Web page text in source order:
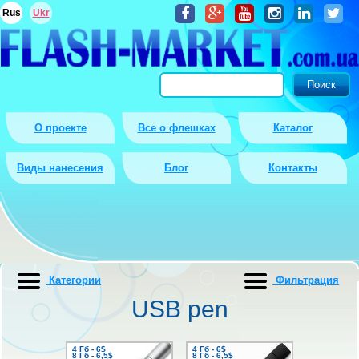
О проекте Все о флешках Каталог
Виды нанесения Блог Контакты
Rus Ukr
USB pen
4 Гб - 6$
8 Гб - 6,5$
4 Гб - 6$
8 Гб - 6,5$
Категории Фильтрация